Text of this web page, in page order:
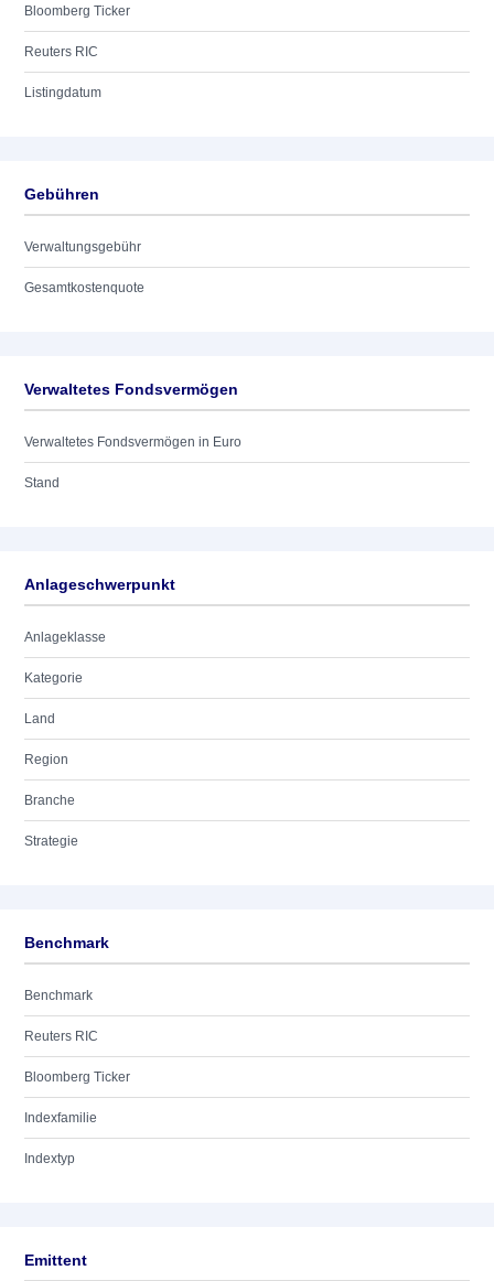
Bloomberg Ticker
Reuters RIC
Listingdatum
Gebühren
Verwaltungsgebühr
Gesamtkostenquote
Verwaltetes Fondsvermögen
Verwaltetes Fondsvermögen in Euro
Stand
Anlageschwerpunkt
Anlageklasse
Kategorie
Land
Region
Branche
Strategie
Benchmark
Benchmark
Reuters RIC
Bloomberg Ticker
Indexfamilie
Indextyp
Emittent